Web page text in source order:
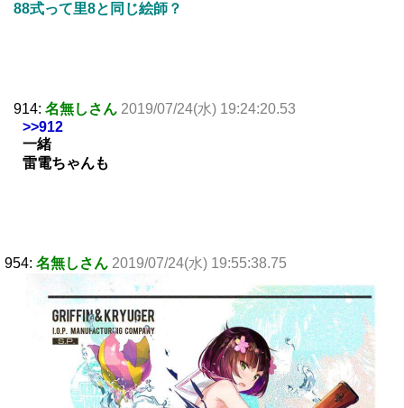
88式って里8と同じ絵師？
914: 名無しさん 2019/07/24(水) 19:24:20.53
>>912
一緒
雷電ちゃんも
954: 名無しさん 2019/07/24(水) 19:55:38.75